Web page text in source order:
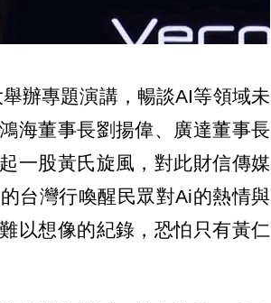
辦專題演講，暢談AI等領域未
海董事長劉揚偉、廣達董事長
一股黃氏旋風，對此財信傳媒
台灣行喚醒民眾對Ai的熱情與
以想像的紀錄，恐怕只有黃仁